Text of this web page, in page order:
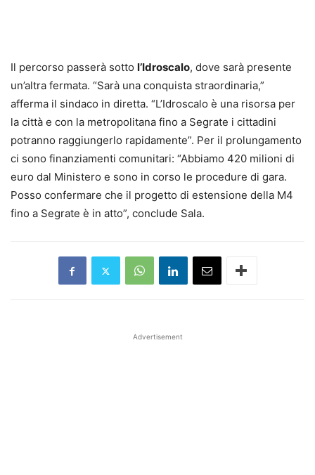
Il percorso passerà sotto l’Idroscalo, dove sarà presente
un’altra fermata. “Sarà una conquista straordinaria,”
afferma il sindaco in diretta. “L’Idroscalo è una risorsa per
la città e con la metropolitana fino a Segrate i cittadini
potranno raggiungerlo rapidamente”. Per il prolungamento
ci sono finanziamenti comunitari: “Abbiamo 420 milioni di
euro dal Ministero e sono in corso le procedure di gara.
Posso confermare che il progetto di estensione della M4
fino a Segrate è in atto”, conclude Sala.
Advertisement